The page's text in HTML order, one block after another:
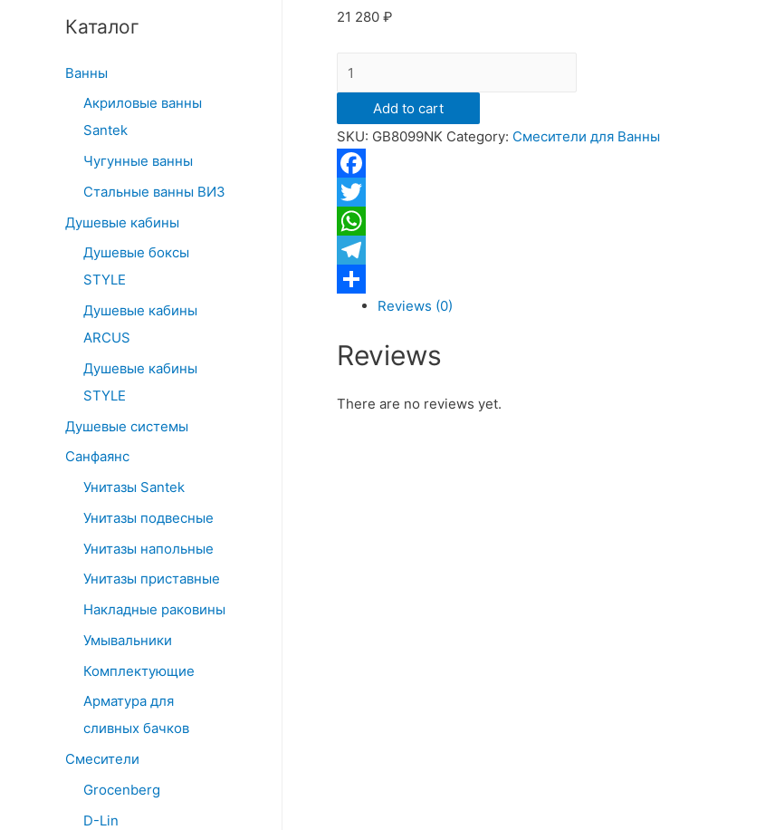
c
f
Каталог
Ванны
Акриловые ванны
Santek
Чугунные ванны
Стальные ванны ВИЗ
Душевые кабины
Душевые боксы
STYLE
Душевые кабины
ARCUS
Душевые кабины
STYLE
Душевые системы
Санфаянс
Унитазы Santek
Унитазы подвесные
Унитазы напольные
Унитазы приставные
Накладные раковины
Умывальники
Комплектующие
Арматура для
сливных бачков
Смесители
Grocenberg
D-Lin
21 280 ₽
Смеситель
для
ванны
Grocenberg
GB8099NK
Никель
quantity
Add to cart
SKU: GB8099NK Category: Смесители для Ванны
Facebook
Twitter
WhatsApp
Telegram
ОтправитьReviews (0)
Reviews
There are no reviews yet.